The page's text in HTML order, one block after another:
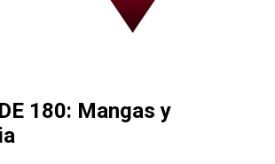
180: Mangas y